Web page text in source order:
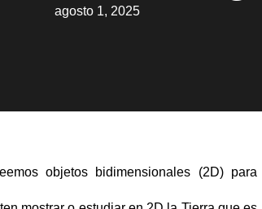
agosto 1, 2025
objetos bidimensionales (2D) para